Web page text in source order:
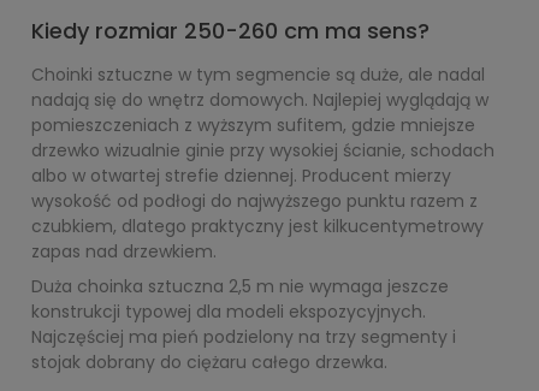
Kiedy rozmiar 250-260 cm ma sens?
Choinki sztuczne w tym segmencie są duże, ale nadal
nadają się do wnętrz domowych. Najlepiej wyglądają w
pomieszczeniach z wyższym sufitem, gdzie mniejsze
drzewko wizualnie ginie przy wysokiej ścianie, schodach
albo w otwartej strefie dziennej. Producent mierzy
wysokość od podłogi do najwyższego punktu razem z
czubkiem, dlatego praktyczny jest kilkucentymetrowy
zapas nad drzewkiem.
Duża choinka sztuczna 2,5 m nie wymaga jeszcze
konstrukcji typowej dla modeli ekspozycyjnych.
Najczęściej ma pień podzielony na trzy segmenty i
stojak dobrany do ciężaru całego drzewka.